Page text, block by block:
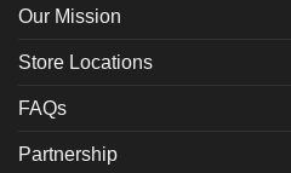
Our Mission
Store Locations
FAQs
Partnership